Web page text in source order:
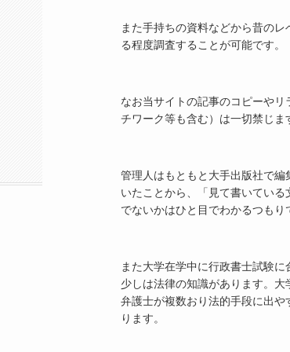
また手持ちの資料などから昔のレ
る程度調査することが可能です。
なお当サイトの記事のコピーやリ
チワーク等も含む）は一切禁じま
管理人はもともと大手出版社で編
いたことから、「見て書いている
でないかはひと目でわかるつもり
また大学在学中に行政書士試験に
少しは法律の知識があります。大
弁護士が複数おり法的手段に出や
ります。